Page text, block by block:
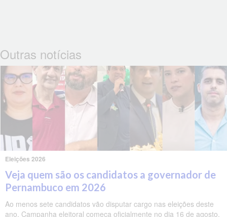
Outras notícias
Eleições 2026
Veja quem são os candidatos a governador de
Pernambuco em 2026
Ao menos sete candidatos vão disputar cargo nas eleições deste
ano. Campanha eleitoral começa oficialmente no dia 16 de agosto.